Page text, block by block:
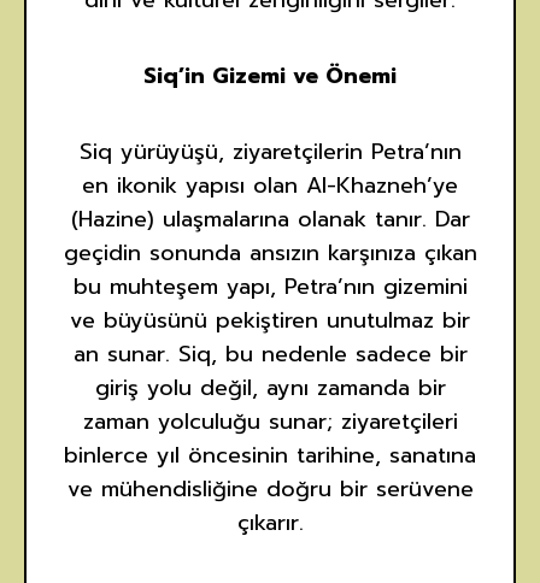
Siq’in Gizemi ve Önemi
Siq yürüyüşü, ziyaretçilerin Petra’nın
en ikonik yapısı olan Al-Khazneh’ye
(Hazine) ulaşmalarına olanak tanır. Dar
geçidin sonunda ansızın karşınıza çıkan
bu muhteşem yapı, Petra’nın gizemini
ve büyüsünü pekiştiren unutulmaz bir
an sunar. Siq, bu nedenle sadece bir
giriş yolu değil, aynı zamanda bir
zaman yolculuğu sunar; ziyaretçileri
binlerce yıl öncesinin tarihine, sanatına
ve mühendisliğine doğru bir serüvene
çıkarır.